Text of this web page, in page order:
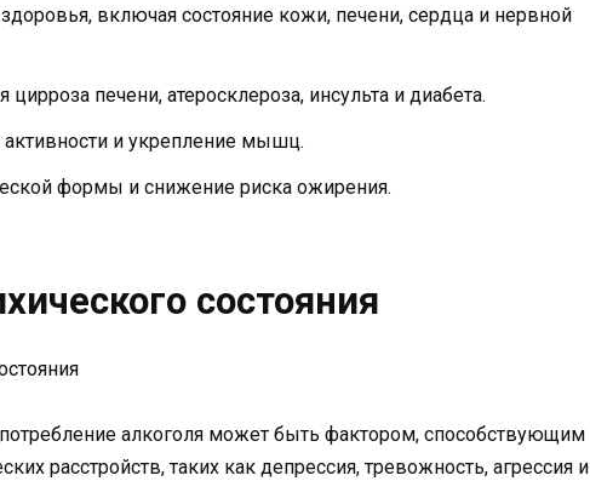
включая состояние кожи, печени, сердца и нервной
печени, атеросклероза, инсульта и диабета.
и укрепление мышц.
формы и снижение риска ожирения.
состояния
алкоголя может быть фактором, способствующим
расстройств, таких как депрессия, тревожность, агрессия и